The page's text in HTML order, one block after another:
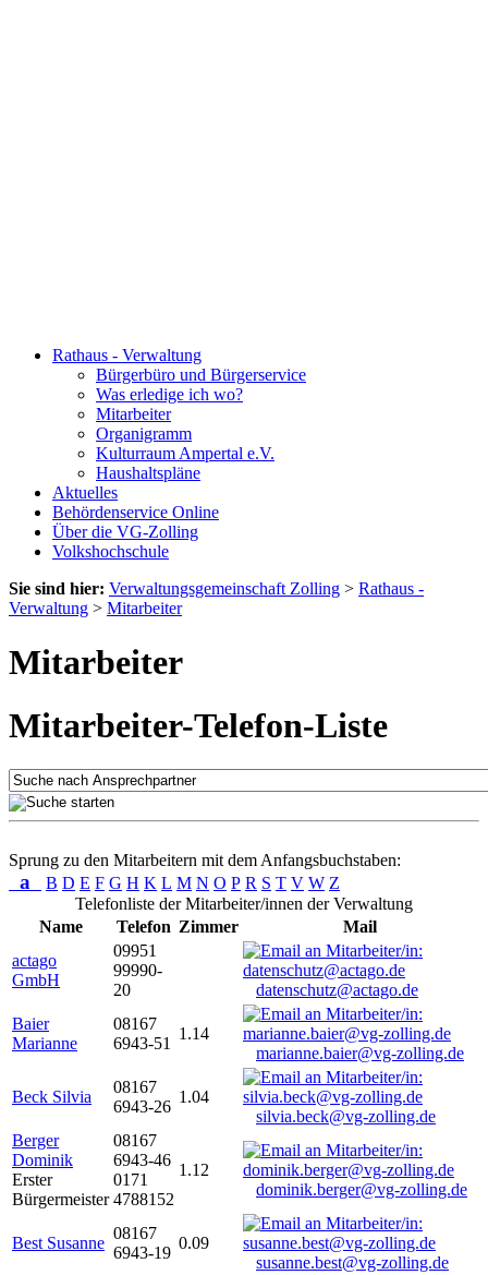
Rathaus - Verwaltung
Bürgerbüro und Bürgerservice
Was erledige ich wo?
Mitarbeiter
Organigramm
Kulturraum Ampertal e.V.
Haushaltspläne
Aktuelles
Behördenservice Online
Über die VG-Zolling
Volkshochschule
Sie sind hier: Verwaltungsgemeinschaft Zolling > Rathaus -
Verwaltung > Mitarbeiter
Mitarbeiter
Mitarbeiter-Telefon-Liste
Sprung zu den Mitarbeitern mit dem Anfangsbuchstaben:
a B D E F G H K L M N O P R S T V W Z
Telefonliste der Mitarbeiter/innen der Verwaltung
Name
Telefon Zimmer
Mail
actago
GmbH
09951
99990-
20
datenschutz@actago.de
Baier
Marianne
08167
6943-51
1.14
marianne.baier@vg-zolling.de
Beck Silvia
08167
6943-26
1.04
silvia.beck@vg-zolling.de
Berger
Dominik
Erster
Bürgermeister
08167
6943-46
0171
4788152
1.12
dominik.berger@vg-zolling.de
Best Susanne
08167
6943-19
0.09
susanne.best@vg-zolling.de